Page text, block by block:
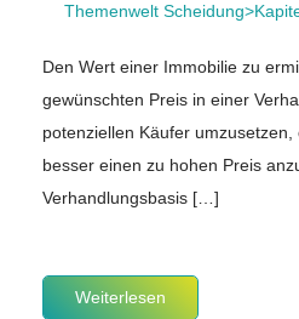
Themenwelt
Den Wert einer Immobilie zu
gewünschten Preis in einer
potenziellen Käufer
besser einen zu hohen Preis
Verhandlungsbasis […]
Weiterlesen